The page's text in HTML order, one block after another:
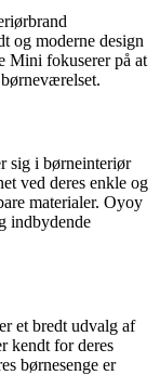
og moderne design
Mini fokuserer på at
sig i børneinteriør
ved deres enkle og
materialer. Oyoy
indbydende
et bredt udvalg af
kendt for deres
børnesenge er